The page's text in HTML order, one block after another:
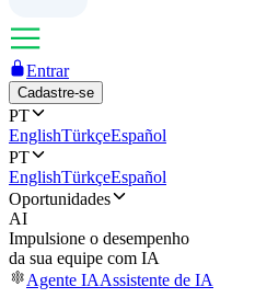
Entrar
Cadastre-se
PT
EnglishTürkçeEspañol
PT
EnglishTürkçeEspañol
Oportunidades
AI
Impulsione o desempenho
da sua equipe com IA
Agente IAAssistente de IA